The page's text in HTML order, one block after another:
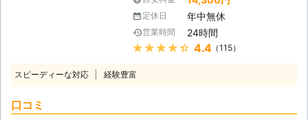
間迅速に駆けつけます】 株式会社
S&Sは、千葉県内であれば最短30分
でお客さまの元へ駆けつけることがで
きます。弊社はすぐにお客様の元へ駆
けつけられるように、工具などの準備
可能なのです。 お客様のもとへ最短
からなければ自宅にも帰れない、観光
もできないので八方塞がりです。 そ
んなときこそ、弊社「LＩMO」がお
客様の元へすぐに駆けつけてお助けし
電話をいただいたてから平均16分27
定休日 年中無休
営業時間 24時間
★★★★★ 4.4（115）
スピーディーな対応 経験豊富
口コミ